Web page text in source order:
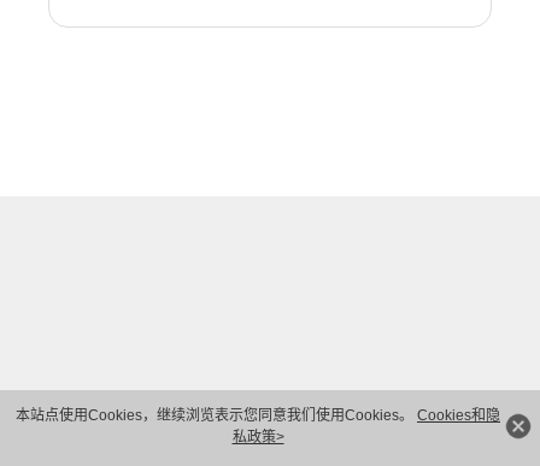
本站点使用Cookies，继续浏览表示您同意我们使用Cookies。 Cookies和隐
私政策>